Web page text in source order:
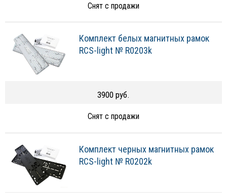
Снят с продажи
Комплект белых магнитных рамок
RCS-light № R0203k
3900 руб.
Снят с продажи
Комплект черных магнитных рамок
RCS-light № R0202k